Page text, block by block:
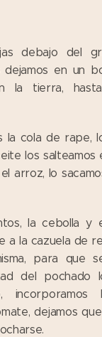
debajo del
en un
la tierra,
la cola de rape,
los salteamos
arroz, lo
la cebolla y
a la cazuela de
para que
del pochado
incorporamos
dejamos